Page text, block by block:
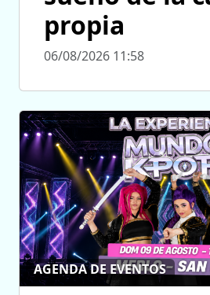
propia
06/08/2026 11:58
AGENDA DE EVENTOS